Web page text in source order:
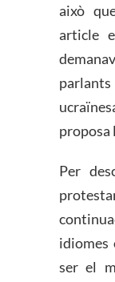
això
article
proposa
Per
idiomes
ser el